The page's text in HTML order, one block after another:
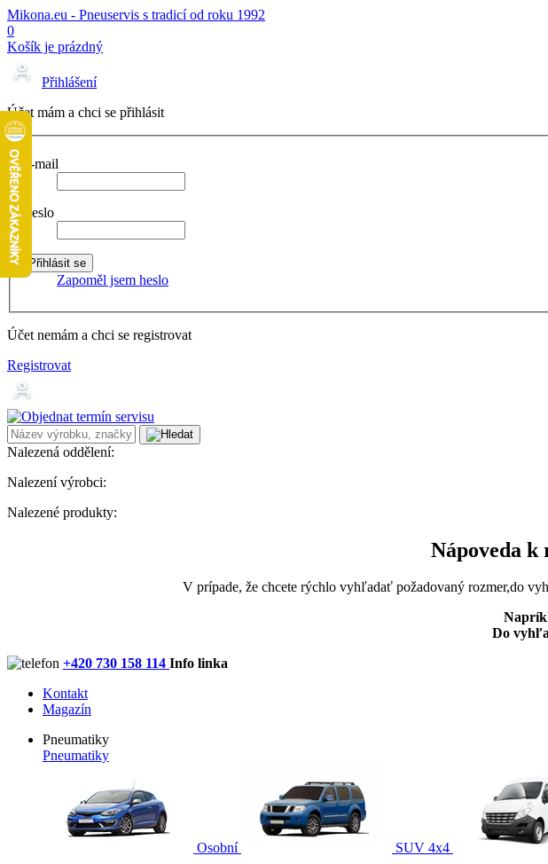
Mikona.eu - Pneuservis s tradicí od roku 1992
0
Košík je prázdný
Přihlášení
Účet mám a chci se přihlásit
E-mail
Heslo
Zapoměl jsem heslo
Účet nemám a chci se registrovat
Registrovat
Nalezená oddělení:
Nalezení výrobci:
Nalezené produkty:
Nápoveda
V prípade, že chcete rýchlo vyhľadať požadovaný rozmer,do
Do
+420 730 158 114 Info linka
Kontakt
Magazín
Pneumatiky
Pneumatiky
Osobní SUV 4x4